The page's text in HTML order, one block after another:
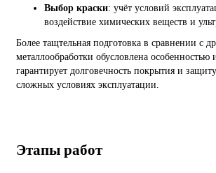
Выбор краски: учёт условий
воздействие химических веществ и
Более тащтельная подготовка в сравнении с
металлообработки обусловлена особенностью
гарантирует долговечность покрытия и
сложных условиях эксплуатации.
Этапы работ